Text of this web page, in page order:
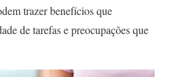
trazer benefícios que
de tarefas e preocupações que